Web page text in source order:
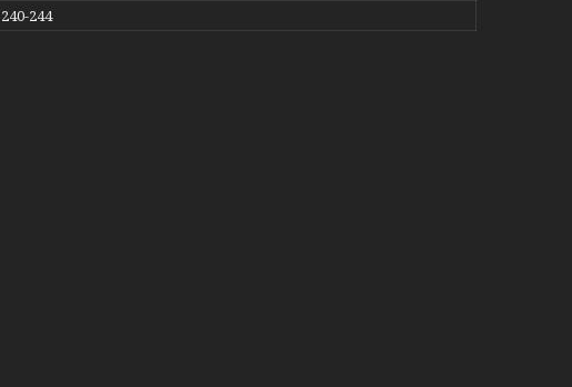
240-244